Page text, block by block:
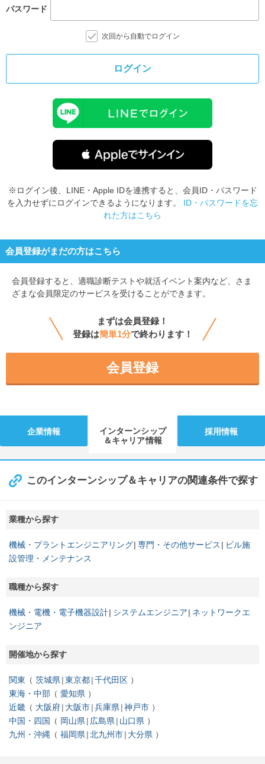
パスワード
次回から自動でログイン
ログイン
※ログイン後、LINE・Apple IDを連携すると、会員ID・パスワード
を入力せずにログインできるようになります。 ID・パスワードを忘
れた方はこちら
会員登録がまだの方はこちら
会員登録すると、 適職診断テストや就活イベント案内など、さま
ざまな会員限定のサービスを受けることができます。
まずは会員登録！
登録は簡単1分で終わります！
会員登録
企業情報
インターンシップ
＆キャリア情報
採用情報
このインターンシップ＆キャリアの関連条件で探す
業種から探す
機械・プラントエンジニアリング 専門・その他サービス
ビル施
設管理・メンテナンス
職種から探す
機械・電機・電子機器設計 システムエンジニア
ネットワークエ
ンジニア
開催地から探す
関東 茨城県 東京都 千代田区
東海・中部
愛知県
近畿
大阪府 大阪市 兵庫県 神戸市
中国・四国
岡山県 広島県 山口県
九州・沖縄
福岡県 北九州市 大分県